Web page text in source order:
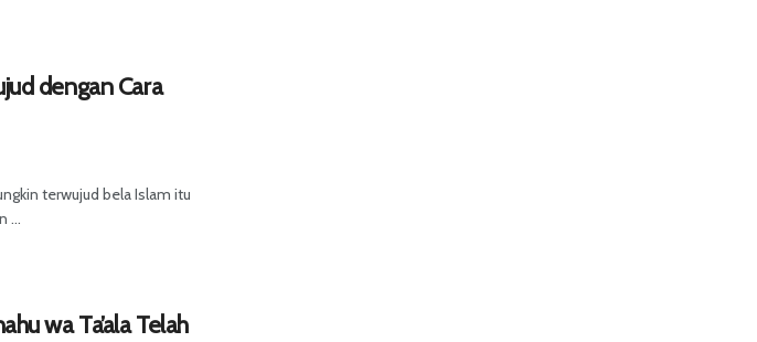
dengan Cara
terwujud bela Islam itu
...
wa Ta’ala Telah